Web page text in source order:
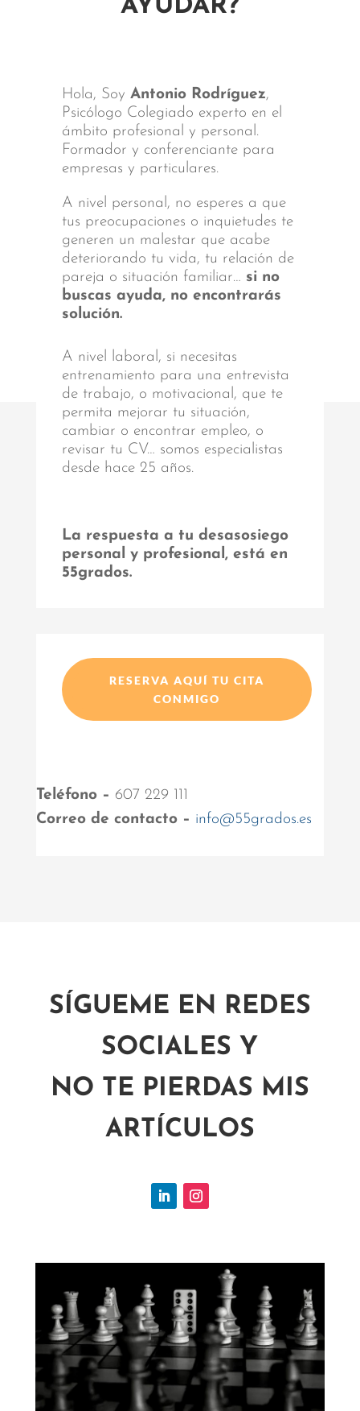
AYUDAR?
Hola, Soy Antonio Rodríguez,
Psicólogo Colegiado experto en el
ámbito profesional y personal.
Formador y conferenciante para
empresas y particulares.
A nivel personal, no esperes a que
tus preocupaciones o inquietudes te
generen un malestar que acabe
deteriorando tu vida, tu relación de
pareja o situación familiar… si no
buscas ayuda, no encontrarás
solución.
A nivel laboral, si necesitas
entrenamiento para una entrevista
de trabajo, o motivacional, que te
permita mejorar tu situación,
cambiar o encontrar empleo, o
revisar tu CV… somos especialistas
desde hace 25 años.
La respuesta a tu desasosiego
personal y profesional, está en
55grados.
RESERVA AQUÍ TU CITA
CONMIGO
Teléfono – 607 229 111
Correo de contacto – info@55grados.es
SÍGUEME EN REDES
SOCIALES Y
NO TE PIERDAS MIS
ARTÍCULOS